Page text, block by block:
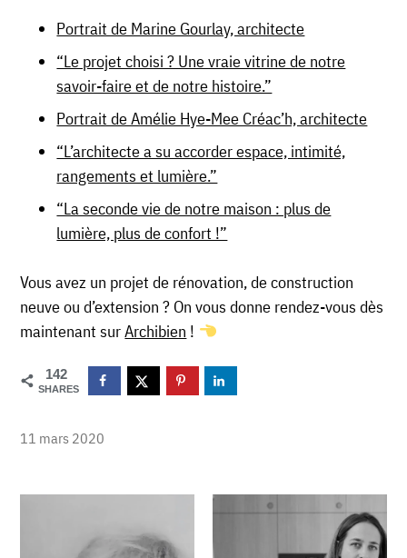
Portrait de Marine Gourlay, architecte
“Le projet choisi ? Une vraie vitrine de notre
savoir-faire et de notre histoire.”
Portrait de Amélie Hye-Mee Créac’h, architecte
“L’architecte a su accorder espace, intimité,
rangements et lumière.”
“La seconde vie de notre maison : plus de
lumière, plus de confort !”
Vous avez un projet de rénovation, de construction
neuve ou d’extension ? On vous donne rendez-vous dès
maintenant surArchibien !
142
SHARES
11 mars 2020